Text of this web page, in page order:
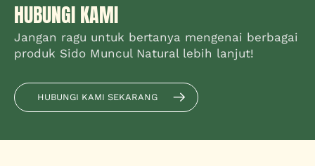
HUBUNGI KAMI
Jangan ragu untuk bertanya mengenai berbagai
produk Sido Muncul Natural lebih lanjut!
HUBUNGI KAMI SEKARANG